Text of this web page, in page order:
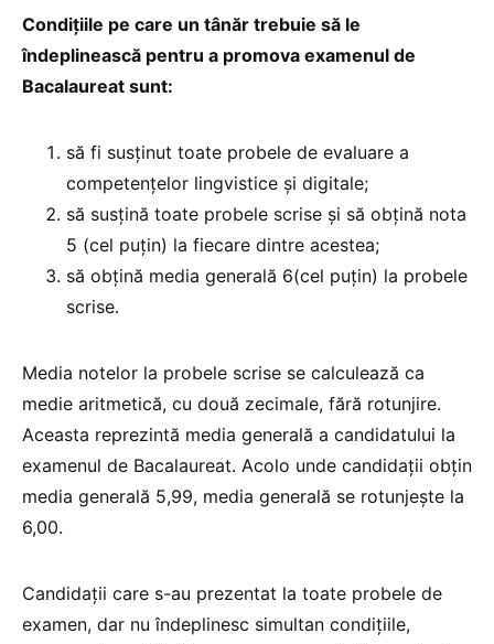
Condițiile pe care un tânăr trebuie să le
îndeplinească pentru a promova examenul de
Bacalaureat sunt:
să fi susținut toate probele de evaluare a
competenţelor lingvistice şi digitale;
să susţină toate probele scrise şi să obțină nota
5 (cel puțin) la fiecare dintre acestea;
să obţină media generală 6(cel puţin) la probele
scrise.
Media notelor la probele scrise se calculează ca
medie aritmetică, cu două zecimale, fără rotunjire.
Aceasta reprezintă media generală a candidatului la
examenul de Bacalaureat. Acolo unde candidaţii obţin
media generală 5,99, media generală se rotunjeşte la
6,00.
Candidaţii care s-au prezentat la toate probele de
examen, dar nu îndeplinesc simultan condiţiile,